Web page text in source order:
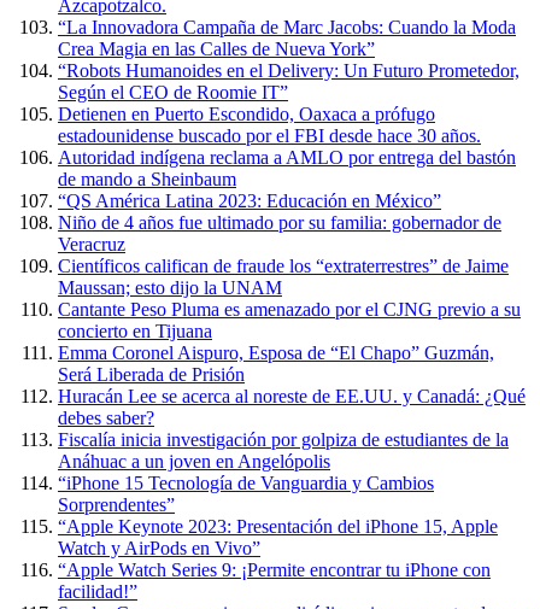
Azcapotzalco.
“La Innovadora Campaña de Marc Jacobs: Cuando la Moda
Crea Magia en las Calles de Nueva York”
“Robots Humanoides en el Delivery: Un Futuro Prometedor,
Según el CEO de Roomie IT”
Detienen en Puerto Escondido, Oaxaca a prófugo
estadounidense buscado por el FBI desde hace 30 años.
Autoridad indígena reclama a AMLO por entrega del bastón
de mando a Sheinbaum
“QS América Latina 2023: Educación en México”
Niño de 4 años fue ultimado por su familia: gobernador de
Veracruz
Científicos califican de fraude los “extraterrestres” de Jaime
Maussan; esto dijo la UNAM
Cantante Peso Pluma es amenazado por el CJNG previo a su
concierto en Tijuana
Emma Coronel Aispuro, Esposa de “El Chapo” Guzmán,
Será Liberada de Prisión
Huracán Lee se acerca al noreste de EE.UU. y Canadá: ¿Qué
debes saber?
Fiscalía inicia investigación por golpiza de estudiantes de la
Anáhuac a un joven en Angelópolis
“iPhone 15 Tecnología de Vanguardia y Cambios
Sorprendentes”
“Apple Keynote 2023: Presentación del iPhone 15, Apple
Watch y AirPods en Vivo”
“Apple Watch Series 9: ¡Permite encontrar tu iPhone con
facilidad!”